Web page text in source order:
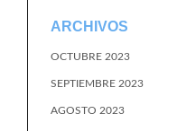
ARCHIVOS
OCTUBRE 2023
SEPTIEMBRE 2023
AGOSTO 2023